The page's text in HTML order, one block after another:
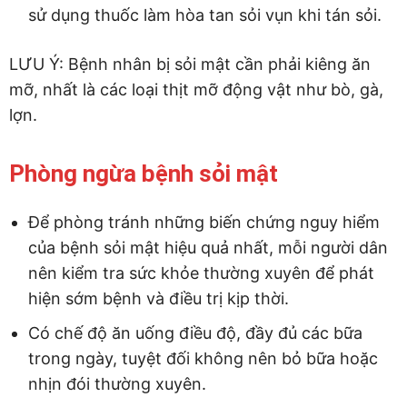
sử dụng thuốc làm hòa tan sỏi vụn khi tán sỏi.
LƯU Ý: Bệnh nhân bị sỏi mật cần phải kiêng ăn
mỡ, nhất là các loại thịt mỡ động vật như bò, gà,
lợn.
Phòng ngừa bệnh sỏi mật
Để phòng tránh những biến chứng nguy hiểm
của bệnh sỏi mật hiệu quả nhất, mỗi người dân
nên kiểm tra sức khỏe thường xuyên để phát
hiện sớm bệnh và điều trị kịp thời.
Có chế độ ăn uống điều độ, đầy đủ các bữa
trong ngày, tuyệt đối không nên bỏ bữa hoặc
nhịn đói thường xuyên.